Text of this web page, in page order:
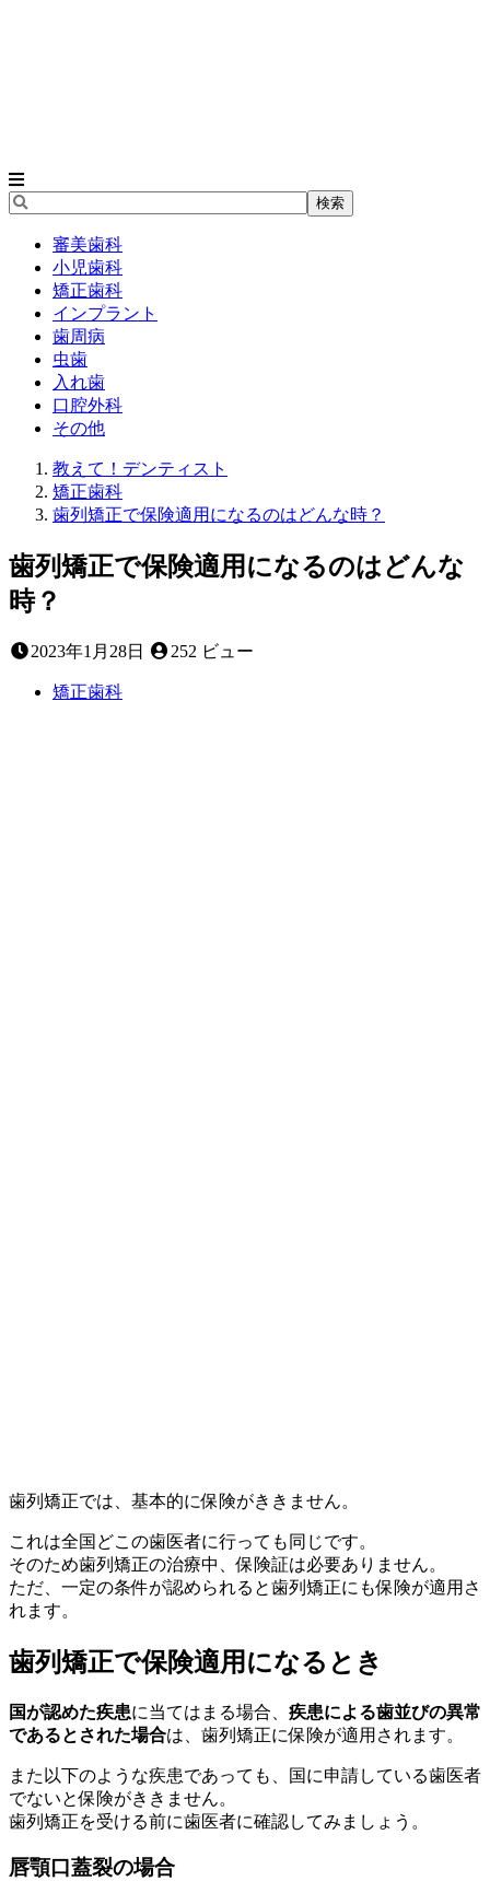
審美歯科
小児歯科
矯正歯科
インプラント
歯周病
虫歯
入れ歯
口腔外科
その他
教えて！デンティスト
矯正歯科
歯列矯正で保険適用になるのはどんな時？
歯列矯正で保険適用になるのはどんな
時？
20232023年1月28日 252 ビュー
矯正歯科
歯列矯正では、基本的に保険がききません。
これは全国どこの歯医者に行っても同じです。
そのため歯列矯正の治療中、保険証は必要ありません。
ただ、一定の条件が認められると歯列矯正にも保険が適用さ
れます。
歯列矯正で保険適用になるとき
国が認めた疾患に当てはまる場合、 疾患による歯並びの異常
であるとされた場合は、歯列矯正に保険が適用されます。
また以下のような疾患であっても、国に申請している歯医者
でないと保険がききません。
歯列矯正を受ける前に歯医者に確認してみましょう。
唇顎口蓋裂の場合